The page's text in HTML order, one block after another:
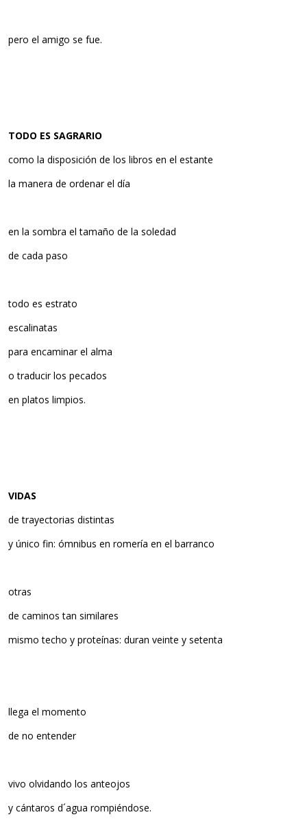
pero el amigo se fue.
TODO ES SAGRARIO
como la disposición de los libros en el estante
la manera de ordenar el día
en la sombra el tamaño de la soledad
de cada paso
todo es estrato
escalinatas
para encaminar el alma
o traducir los pecados
en platos limpios.
VIDAS
de trayectorias distintas
y único fin: ómnibus en romería en el barranco
otras
de caminos tan similares
mismo techo y proteínas: duran veinte y setenta
llega el momento
de no entender
vivo olvidando los anteojos
y cántaros d´agua rompiéndose.